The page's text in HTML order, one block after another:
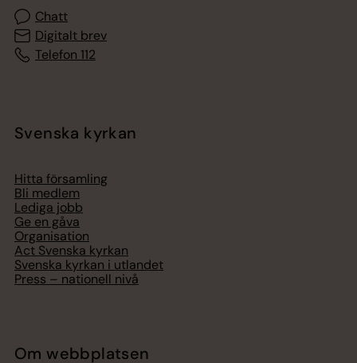
Chatt
Digitalt brev
Telefon 112
Svenska kyrkan
Hitta församling
Bli medlem
Lediga jobb
Ge en gåva
Organisation
Act Svenska kyrkan
Svenska kyrkan i utlandet
Press – nationell nivå
Om webbplatsen